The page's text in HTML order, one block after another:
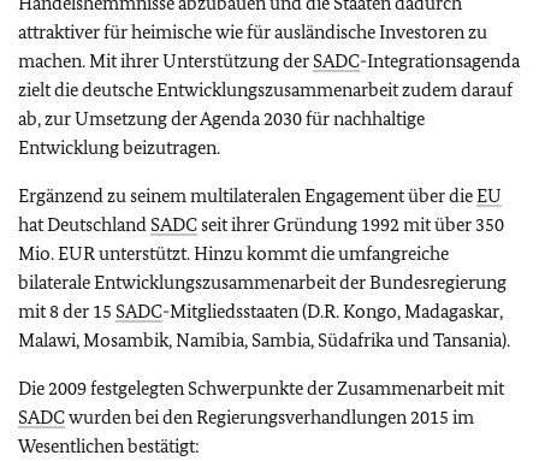
attraktiver für heimische wie für ausländische Investoren zu
machen. Mit ihrer Unterstützung der SADC-Integrationsagenda
zielt die deutsche Entwicklungszusammenarbeit zudem darauf
ab, zur Umsetzung der Agenda 2030 für nachhaltige
Entwicklung beizutragen.
Ergänzend zu seinem multilateralen Engagement über dieEU
hat Deutschland SADCseit ihrer Gründung 1992 mit über 350
Mio. EUR unterstützt. Hinzu kommt die umfangreiche
bilaterale Entwicklungszusammenarbeit der Bundesregierung
mit 8 der 15 SADC-Mitgliedsstaaten (D.R. Kongo, Madagaskar,
Malawi, Mosambik, Namibia, Sambia, Südafrika und Tansania).
Die 2009 festgelegten Schwerpunkte der Zusammenarbeit mit
SADCwurden bei den Regierungsverhandlungen 2015 im
Wesentlichen bestätigt: